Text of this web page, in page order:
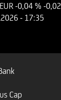
-0,04 % -0,02
- 17:35
Cap